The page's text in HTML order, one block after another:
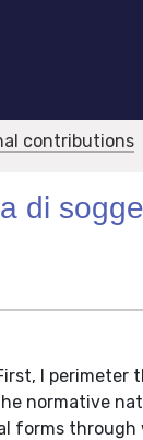
contributions
di
I perimeter
normative
forms